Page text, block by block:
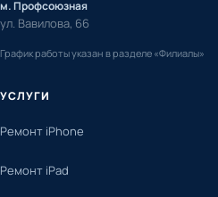
УСЛУГИ
Ремонт iPhone
Ремонт iPad
м. Профсоюзная
ул. Вавилова, 66
График работы указан в разделе «Филиалы»